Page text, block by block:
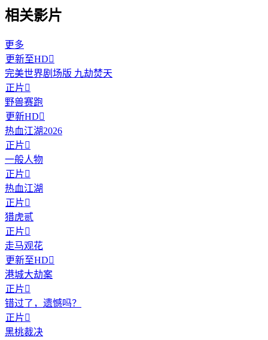
相关影片
更多
更新至HD
完美世界剧场版 九劫焚天
正片
野兽赛跑
更新HD
热血江湖2026
正片
一般人物
正片
热血江湖
正片
猎虎贰
正片
走马观花
更新至HD
港城大劫案
正片
错过了，遗憾吗？
正片
黑桃裁决